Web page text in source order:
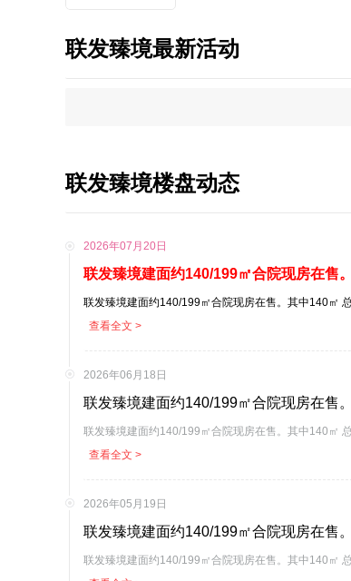
联发臻境最新活动
联发臻境楼盘动态
2026年07月20日
联发臻境建面约140/199㎡合院现房在售。其中140㎡
查看全文 >
2026年06月18日
联发臻境建面约140/199㎡合院现房在售。其中140㎡
查看全文 >
2026年05月19日
联发臻境建面约140/199㎡合院现房在售。其中140㎡